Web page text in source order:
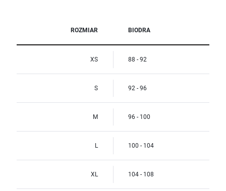
ROZMIAR BIODRA
XS 88 - 92
S 92 - 96
M 96 - 100
L 100 - 104
XL 104 - 108